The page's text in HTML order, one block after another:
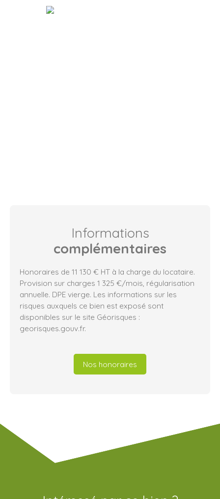
Informations
complémentaires
Honoraires de 11 130 € HT à la charge du locataire.
Provision sur charges 1 325 €/mois, régularisation
annuelle. DPE vierge. Les informations sur les
risques auxquels ce bien est exposé sont
disponibles sur le site Géorisques :
georisques.gouv.fr.
Nos honoraires